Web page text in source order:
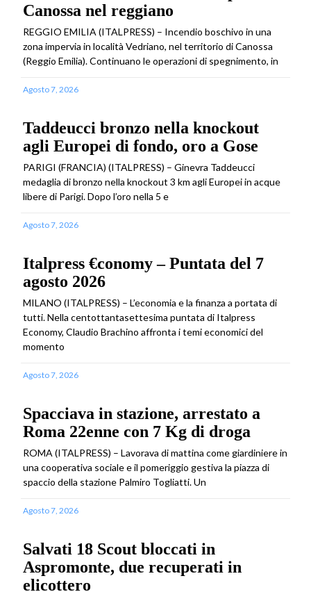
Canossa nel reggiano
REGGIO EMILIA (ITALPRESS) – Incendio boschivo in una
zona impervia in località Vedriano, nel territorio di Canossa
(Reggio Emilia). Continuano le operazioni di spegnimento, in
Agosto 7, 2026
Taddeucci bronzo nella knockout
agli Europei di fondo, oro a Gose
PARIGI (FRANCIA) (ITALPRESS) – Ginevra Taddeucci
medaglia di bronzo nella knockout 3 km agli Europei in acque
libere di Parigi. Dopo l’oro nella 5 e
Agosto 7, 2026
Italpress €conomy – Puntata del 7
agosto 2026
MILANO (ITALPRESS) – L’economia e la finanza a portata di
tutti. Nella centottantasettesima puntata di Italpress
Economy, Claudio Brachino affronta i temi economici del
momento
Agosto 7, 2026
Spacciava in stazione, arrestato a
Roma 22enne con 7 Kg di droga
ROMA (ITALPRESS) – Lavorava di mattina come giardiniere in
una cooperativa sociale e il pomeriggio gestiva la piazza di
spaccio della stazione Palmiro Togliatti. Un
Agosto 7, 2026
Salvati 18 Scout bloccati in
Aspromonte, due recuperati in
elicottero